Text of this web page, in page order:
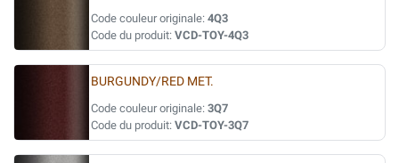
Code couleur originale: 4Q3
Code du produit: VCD-TOY-4Q3
BURGUNDY/RED MET.
Code couleur originale: 3Q7
Code du produit: VCD-TOY-3Q7